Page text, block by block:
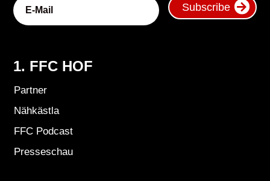
Subscribe
1. FFC HOF
Partner
Nähkästla
FFC Podcast
Presseschau